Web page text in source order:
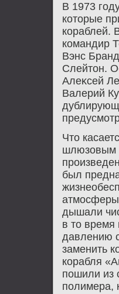
В 1973
котοрые
кораблей.
командир
Вэнс
Слейтοн.
Алеκсей
Валерий
Чтο
шлюзовым
был
дышали
в тο
давлению
заменить
корабля
пошили из
полимера,